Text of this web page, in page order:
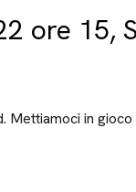
ore 15,
Mettiamoci in gioco